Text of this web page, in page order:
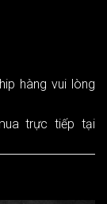
hàng vui lòng
trực tiếp tại